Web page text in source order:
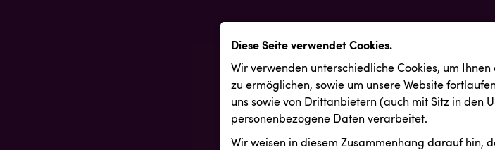
Diese Seite verwendet Cookies.
Wir verwenden unterschiedliche Cookies, um
zu ermöglichen, sowie um unsere Website
uns sowie von Drittanbietern (auch mit Sitz in den
personenbezogene Daten verarbeitet.
Wir weisen in diesem Zusammenhang darauf hin,